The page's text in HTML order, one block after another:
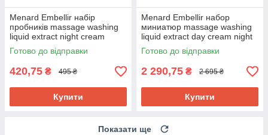
Menard Embellir набір
пробників massage washing
liquid extract night cream
Готово до відправки
420,75 ₴ 495 ₴
Купити
Menard Embellir набор
миниатюр massage washing
liquid extract day cream night
cream
Готово до відправки
2 290,75 ₴ 2 695 ₴
Купити
Показати ще